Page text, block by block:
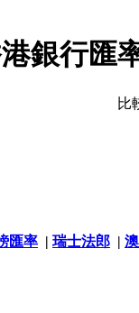
銀行匯
比
匯率 | 瑞士法郎 |